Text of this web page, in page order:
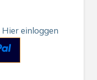
Hier einloggen